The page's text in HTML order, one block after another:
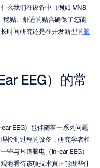
么我们在设备中（例如 MN8
贴、舒适的贴合确保了您能
时间研究还是在开发新型的脑
EEG）的常
EEG）也伴随着一系列问题
检测过程的设备，研究学者和
些与耳道脑电（in-ear EEG）
地看待该项技术真正能做些什